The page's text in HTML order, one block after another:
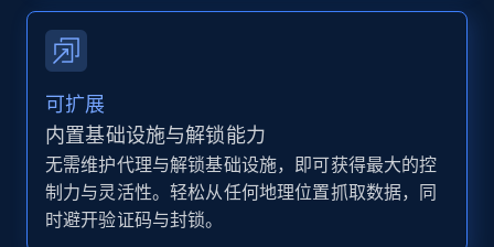
IsCurrentSignedInAgentResponsible, Bedrooms,
and more.
12K+
Zillow properties listing information -
Discover by custom filters - location, home
可扩展
内置基础设施与解锁能力
无需维护代理与解锁基础设施，即可获得最大的控
制力与灵活性。轻松从任何地理位置抓取数据，同
时避开验证码与封锁。